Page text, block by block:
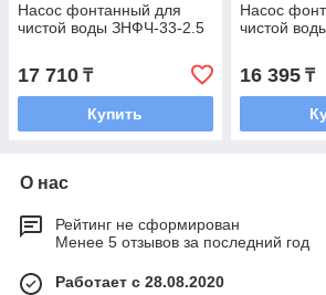
Насос фонтанный для
чистой воды ЗНФЧ-33-2.5
17 710 ₸
Купить
Насос
чистой
16 395₸
О нас
Рейтинг не сформирован
Менее 5 отзывов за последний год
Работает с 28.08.2020